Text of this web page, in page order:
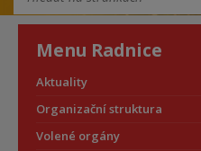
Menu Radnice
Aktuality
Organizační struktura
Volené orgány